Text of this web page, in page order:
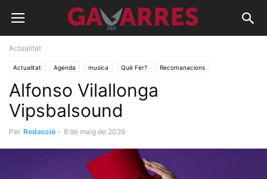
Actualitat
Actualitat Agenda musica Què Fer? Recomanacions
Alfonso Vilallonga
Vipsbalsound
Per Redacció - 8 de maig de 2026